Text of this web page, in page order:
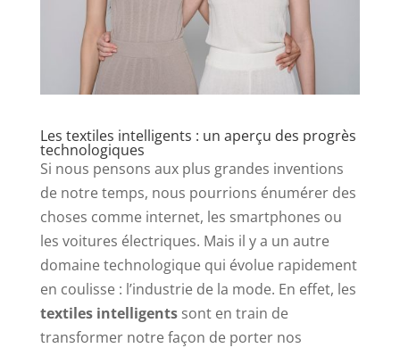
Les textiles intelligents : un aperçu des progrès
technologiques
Si nous pensons aux plus grandes inventions
de notre temps, nous pourrions énumérer des
choses comme internet, les smartphones ou
les voitures électriques. Mais il y a un autre
domaine technologique qui évolue rapidement
en coulisse : l’industrie de la mode. En effet, les
textiles intelligentssont en train de
transformer notre façon de porter nos